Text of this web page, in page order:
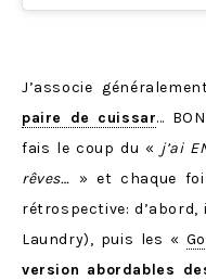
J’associe
paire de cuissar…
fais le coup du « j’ai
rêves… » et chaque
rétrospective: d’abord,
Laundry), puis les «
version abordables